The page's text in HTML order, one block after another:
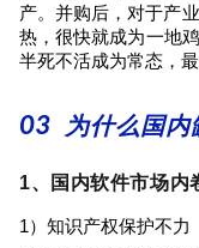
产。并购后，对于产
热，很快就成为一地
半死不活成为常态，
03 为什么国内
1、国内软件市场内
1）知识产权保护不力